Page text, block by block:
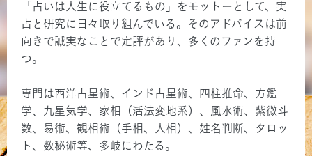
「占いは人生に役立てるもの」をモットーとして、実
占と研究に日々取り組んでいる。そのアドバイスは前
向きで誠実なことで定評があり、多くのファンを持
つ。
専門は西洋占星術、インド占星術、四柱推命、方鑑
学、九星気学、家相（活法変地系）、風水術、紫微斗
数、易術、観相術（手相、人相）、姓名判断、タロッ
ト、数秘術等、多岐にわたる。